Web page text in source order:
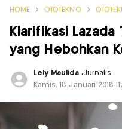
HOME OTOTEKNO
Klarifikasi
yang Hebohkan
Lely Maulida ,Jurnalis
Kamis, 18 Januari 2018